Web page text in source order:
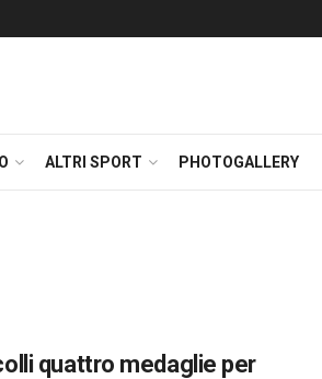
ALTRI SPORT PHOTOGALLERY
quattro medaglie per